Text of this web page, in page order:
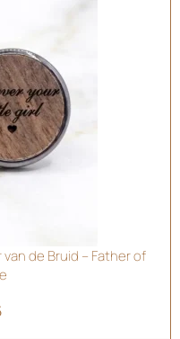
de Bruid – Father of